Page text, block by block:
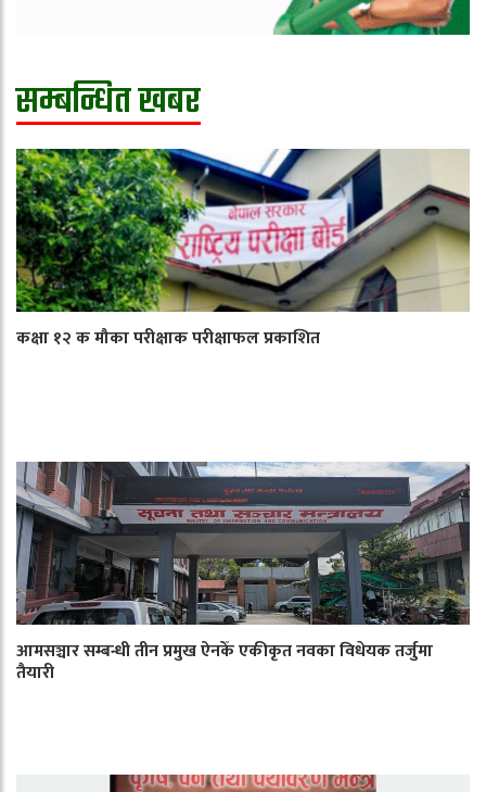
सम्बन्धित खबर
कक्षा १२ क मौका परीक्षाक परीक्षाफल प्रकाशित
आमसञ्चार सम्बन्धी तीन प्रमुख ऐनकेँ एकीकृत नवका विधेयक तर्जुमा
तैयारी